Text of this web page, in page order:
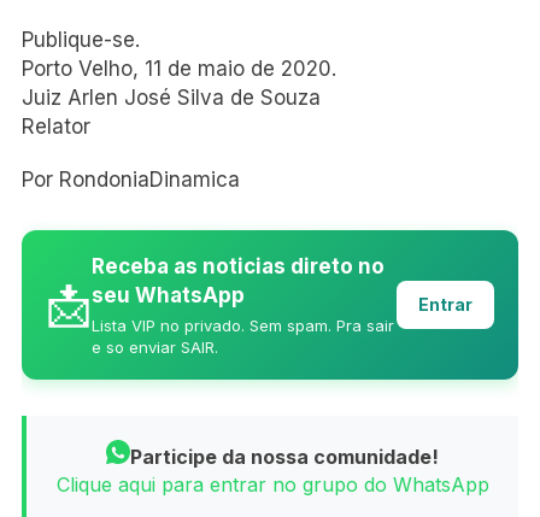
Publique-se.
Porto Velho, 11 de maio de 2020.
Juiz Arlen José Silva de Souza
Relator
Por RondoniaDinamica
📩
Receba as noticias direto no
seu WhatsApp
Lista VIP no privado. Sem spam. Pra sair
e so enviar SAIR.
Entrar
Participe da nossa comunidade!
Clique aqui para entrar no grupo do WhatsApp